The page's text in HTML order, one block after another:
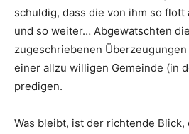
schuldig, dass die von ihm so flott
und so weiter… Abgewatschten
zugeschriebenen
einer allzu willigen Gemeinde (in
predigen.
Was bleibt, ist der richtende